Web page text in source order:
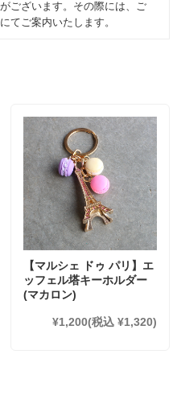
ございます。その際には、ご
てご案内いたします。
【マルシェ ドゥ パリ】エ
ッフェル塔キーホルダー
(マカロン)
¥1,200(税込 ¥1,320)